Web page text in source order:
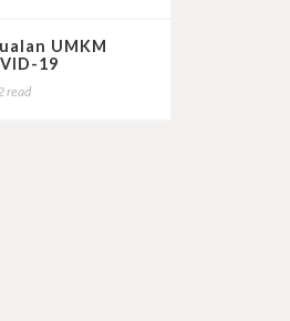
UMKM
19
read